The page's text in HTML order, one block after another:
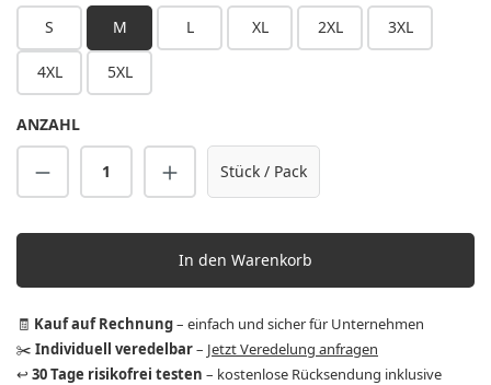
S M L XL 2XL 3XL
4XL 5XL
ANZAHL
Produkt Anzahl: Gib den gewünschten
Stück / Pack
In den Warenkorb
🧾 Kauf auf Rechnung– einfach und sicher für Unternehmen
✂️ Individuell veredelbar– Jetzt Veredelung anfragen
↩️ 30 Tage risikofrei testen – kostenlose Rücksendung inklusive